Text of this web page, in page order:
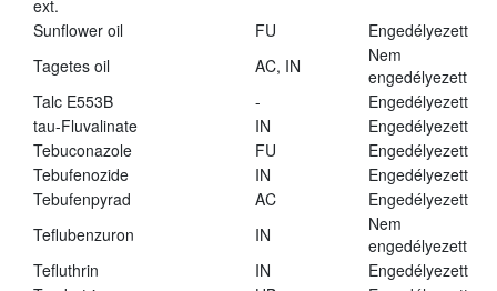
ext.
Sunflower oil FU
Engedélyezett
Tagetes oil
AC, IN
Nem
engedélyezett
Talc E553B
-
Engedélyezett
tau-Fluvalinate
IN
Engedélyezett
Tebuconazole
FU
Engedélyezett
Tebufenozide
IN
Engedélyezett
Tebufenpyrad
AC
Engedélyezett
Teflubenzuron
IN
Nem
engedélyezett
Tefluthrin
IN
Engedélyezett